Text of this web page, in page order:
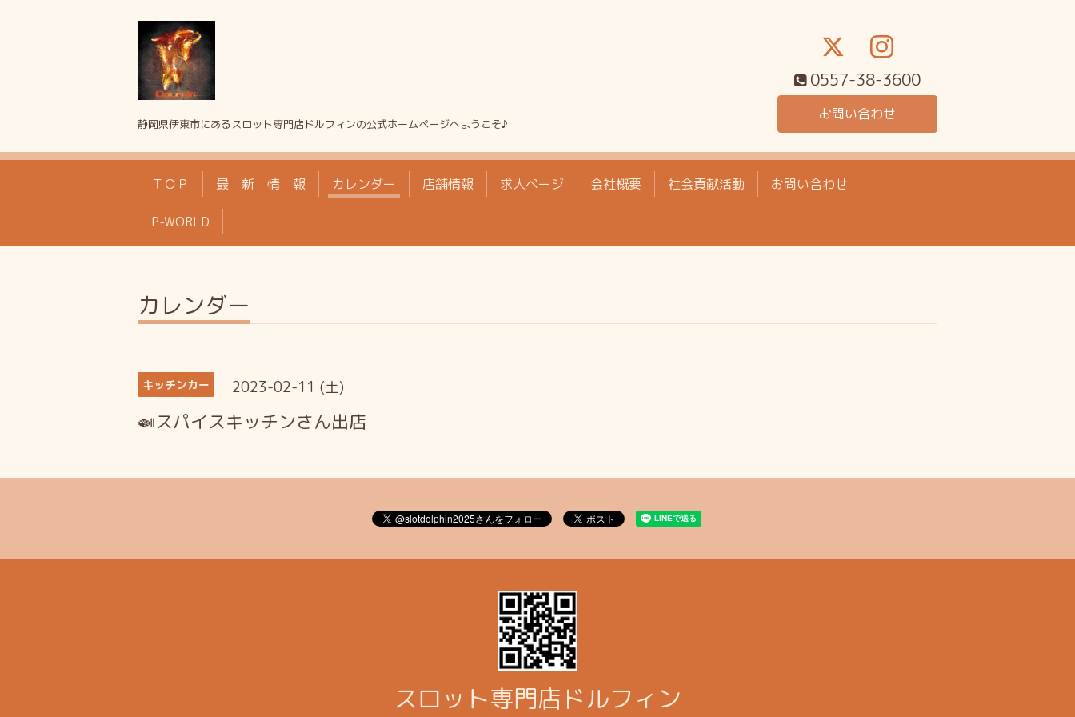
静岡県伊東市にあるスロット専門店ドルフィンの公式ホームページへようこそ♪
0557-38-3600
お問い合わせ
ＴＯＰ 最 新 情 報 カレンダー 店舗情報 求人ページ 会社概要 社会貢献活動 お問い合わせ
P-WORLD
カレンダー
キッチンカー 2023-02-11 (土)
🍛スパイスキッチンさん出店
スロット専門店ドルフィン